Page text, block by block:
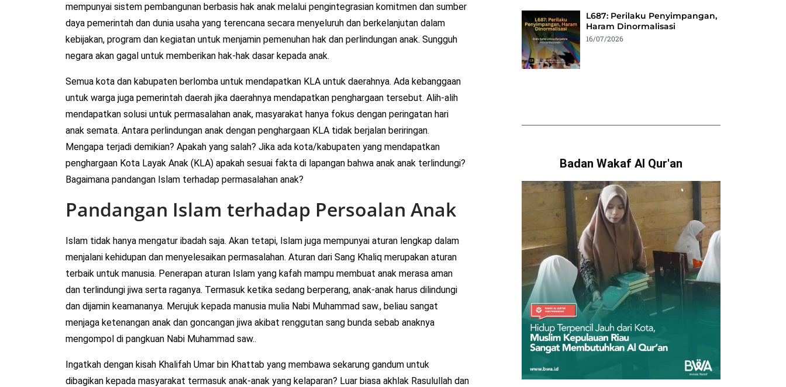
mempunyai sistem pembangunan berbasis hak anak melalui pengintegrasian komitmen dan sumber
daya pemerintah dan dunia usaha yang terencana secara menyeluruh dan berkelanjutan dalam
kebijakan, program dan kegiatan untuk menjamin pemenuhan hak dan perlindungan anak. Sungguh
negara akan gagal untuk memberikan hak-hak dasar kepada anak.
Semua kota dan kabupaten berlomba untuk mendapatkan KLA untuk daerahnya. Ada kebanggaan
untuk warga juga pemerintah daerah jika daerahnya mendapatkan penghargaan tersebut. Alih-alih
mendapatkan solusi untuk permasalahan anak, masyarakat hanya fokus dengan peringatan hari
anak semata. Antara perlindungan anak dengan penghargaan KLA tidak berjalan beriringan.
Mengapa terjadi demikian? Apakah yang salah? Jika ada kota/kabupaten yang mendapatkan
penghargaan Kota Layak Anak (KLA) apakah sesuai fakta di lapangan bahwa anak anak terlindungi?
Bagaimana pandangan Islam terhadap permasalahan anak?
Pandangan Islam terhadap Persoalan Anak
Islam tidak hanya mengatur ibadah saja. Akan tetapi, Islam juga mempunyai aturan lengkap dalam
menjalani kehidupan dan menyelesaikan permasalahan. Aturan dari Sang Khaliq merupakan aturan
terbaik untuk manusia. Penerapan aturan Islam yang kafah mampu membuat anak merasa aman
dan terlindungi jiwa serta raganya. Termasuk ketika sedang berperang, anak-anak harus dilindungi
dan dijamin keamananya. Merujuk kepada manusia mulia Nabi Muhammad saw., beliau sangat
menjaga ketenangan anak dan goncangan jiwa akibat renggutan sang bunda sebab anaknya
mengompol di pangkuan Nabi Muhammad saw..
Ingatkah dengan kisah Khalifah Umar bin Khattab yang membawa sekarung gandum untuk
dibagikan kepada masyarakat termasuk anak-anak yang kelaparan? Luar biasa akhlak Rasulullah dan
L687: Perilaku Penyimpangan,
Haram Dinormalisasi
16/07/2026
Badan Wakaf Al Qur'an